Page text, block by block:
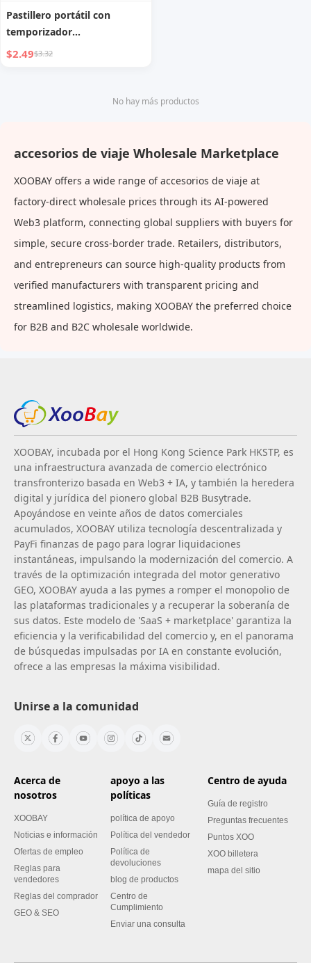
Pastillero portátil con
temporizador
compartimento sellado siete
medicamentos para viajes
$2.49$3.32
No hay más productos
accesorios de viaje Wholesale Marketplace
XOOBAY offers a wide range of accesorios de viaje at
factory-direct wholesale prices through its AI-powered
Web3 platform, connecting global suppliers with buyers for
simple, secure cross-border trade. Retailers, distributors,
and entrepreneurs can source high-quality products from
verified manufacturers with transparent pricing and
streamlined logistics, making XOOBAY the preferred choice
for B2B and B2C wholesale worldwide.
XOOBAY, incubada por el Hong Kong Science Park HKSTP, es
una infraestructura avanzada de comercio electrónico
transfronterizo basada en Web3 + IA, y también la heredera
digital y jurídica del pionero global B2B Busytrade.
Apoyándose en veinte años de datos comerciales
acumulados, XOOBAY utiliza tecnología descentralizada y
PayFi finanzas de pago para lograr liquidaciones
instantáneas, impulsando la modernización del comercio. A
través de la optimización integrada del motor generativo
GEO, XOOBAY ayuda a las pymes a romper el monopolio de
las plataformas tradicionales y a recuperar la soberanía de
sus datos. Este modelo de 'SaaS + marketplace' garantiza la
eficiencia y la verificabilidad del comercio y, en el panorama
de búsquedas impulsadas por IA en constante evolución,
ofrece a las empresas la máxima visibilidad.
Unirse a la comunidad
Acerca de
nosotros
XOOBAY
Noticias e información
Ofertas de empleo
Reglas para
vendedores
Reglas del comprador
GEO & SEO
apoyo a las
políticas
política de apoyo
Política del vendedor
Política de
devoluciones
blog de productos
Centro de
Cumplimiento
Enviar una consulta
Centro de ayuda
Guía de registro
Preguntas frecuentes
Puntos XOO
XOO billetera
mapa del sitio